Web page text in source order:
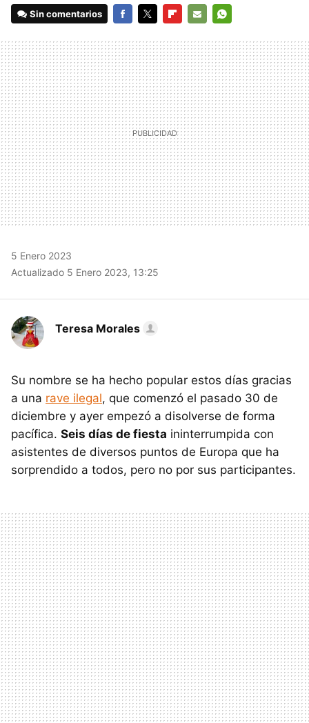
Sin comentarios
MAIL
5 Enero 2023
Actualizado 5 Enero 2023, 13:25
Teresa Morales
Su nombre se ha hecho popular estos días gracias
a una rave ilegal, que comenzó el pasado 30 de
diciembre y ayer empezó a disolverse de forma
pacífica. Seis días de fiesta ininterrumpida con
asistentes de diversos puntos de Europa que ha
sorprendido a todos, pero no por sus participantes.